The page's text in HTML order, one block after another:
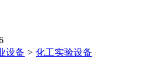
设备 > 化工实验设备